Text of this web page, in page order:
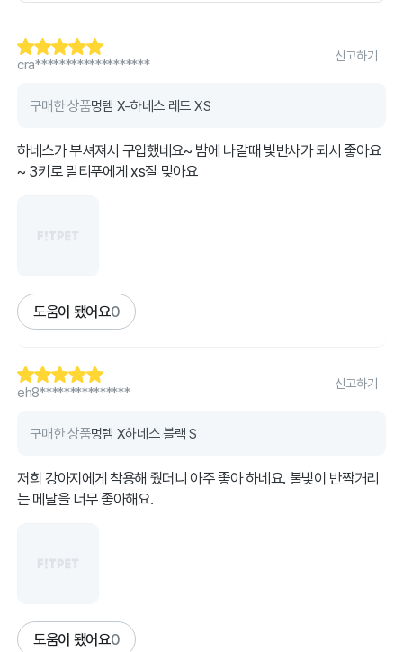
cra*******************
신고하기
구매한 상품멍템 X-하네스 레드 XS
하네스가 부셔져서 구입했네요~ 밤에 나갈때 빛반사가 되서 좋아요
~ 3키로 말티푸에게 xs잘 맞아요
도움이 됐어요0
eh8***************
신고하기
구매한 상품멍템 X하네스 블랙 S
저희 강아지에게 착용해 줬더니 아주 좋아 하네요. 불빛이 반짝거리
는 메달을 너무 좋아해요.
도움이 됐어요0